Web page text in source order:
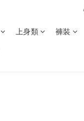
上身類
褲裝